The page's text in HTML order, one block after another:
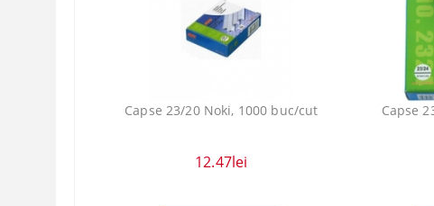
Capse 23/20 Noki, 1000 buc/cut
12.47lei
Capse